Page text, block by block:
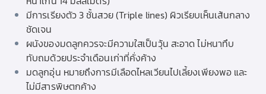
มีการเรียงตัว 3 ชั้นสวย (Triple lines) ผิวเรียบเห็นเส้นกลาง
ชัดเจน
ผนังของมดลูกควรจะมีความใสเป็นวุ้น สะอาด ไม่หนาทึบ
ทับถมด้วยประจำเดือนเก่าที่คั่งค้าง
มดลูกอุ่น หมายถึงการมีเลือดไหลเวียนไปเลี้ยงเพียงพอ และ
ไม่มีสารพิษตกค้าง